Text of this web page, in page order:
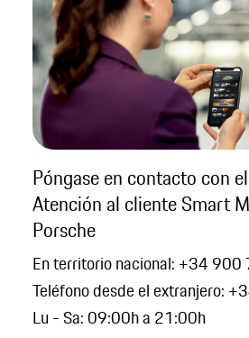
Póngase en contacto con
Atención al cliente Smart
Porsche
En territorio nacional: +34
Teléfono desde el extranjero:
Lu - Sa: 09:00h a 21:00h